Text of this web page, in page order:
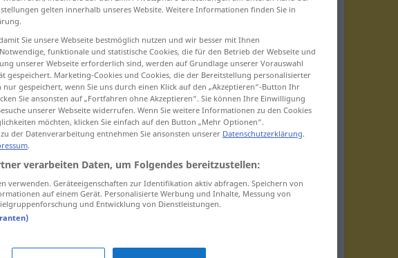
Verdachtschöpfen
gelten innerhalb unseres Website. Weitere Informationen finden Sie in
Sie unsere Webseite bestmöglich nutzen und wir besser mit Ihnen
funktionale und statistische Cookies, die für den Betrieb der Webseite und
unserer Webseite erforderlich sind, werden auf Grundlage unserer Vorauswahl
gespeichert. Marketing-Cookies und Cookies, die der Bereitstellung personalisierter
gespeichert, wenn Sie uns durch einen Klick auf den „Akzeptieren“-Button Ihr
Sie ansonsten auf „Fortfahren ohne Akzeptieren“. Sie können Ihre Einwilligung
unserer Webseite widerrufen. Wenn Sie weitere Informationen zu den Cookies
möchten, klicken Sie einfach auf den Button „Mehr Optionen“.
der Datenverarbeitung entnehmen Sie ansonsten unserer Datenschutzerklärung.
.
verarbeiten Daten, um Folgendes bereitzustellen:
verwenden. Geräteeigenschaften zur Identifikation aktiv abfragen. Speichern von
auf einem Gerät. Personalisierte Werbung und Inhalte, Messung von
und Entwicklung von Dienstleistungen.